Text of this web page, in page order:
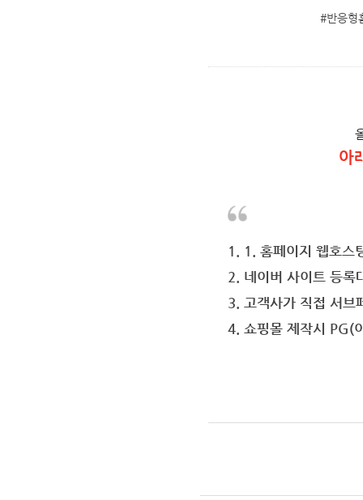
#반응형
아
1. 1. 홈페이지 웹호스
2. 네이버 사이트 등록
3. 고객사가 직접 서브
4. 쇼핑몰 제작시 PG(